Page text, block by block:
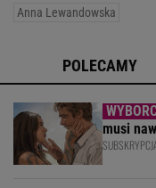
Anna Lewandowska
POLECAMY
musi